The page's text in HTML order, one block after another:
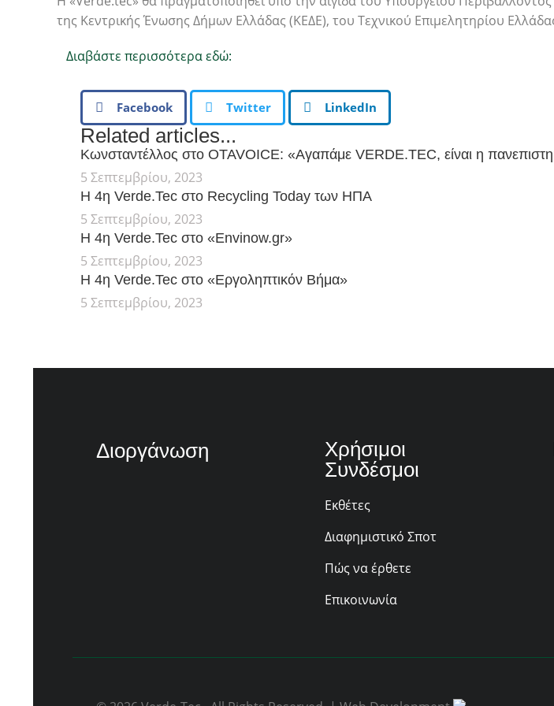
της Κεντρικής Ένωσης Δήμων Ελλάδας (ΚΕΔΕ), του Τεχνικού Επιμελητηρίου
Διαβάστε περισσότερα εδώ:
Facebook Twitter LinkedIn
Related articles...
Κωνσταντέλλος στο OTAVOICE: «Αγαπάμε VERDE.TEC, είναι η
5 Σεπτεμβρίου, 2023
Η 4η Verde.Tec στο Recycling Today των ΗΠΑ
5 Σεπτεμβρίου, 2023
Η 4η Verde.Tec στο «Envinow.gr»
5 Σεπτεμβρίου, 2023
Η 4η Verde.Tec στο «Εργοληπτικόν Βήμα»
5 Σεπτεμβρίου, 2023
Διοργάνωση
Χρήσιμοι
Συνδέσμοι
Εκθέτες
Διαφημιστικό Σποτ
Πώς να έρθετε
Επικοινωνία